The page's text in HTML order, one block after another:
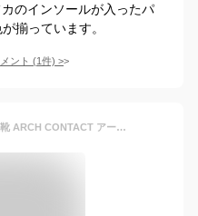
のインソールが入ったパ
揃っています。
ント (1件) >
パンプス 痛くない 日本製 婦人靴 ARCH CONTACT アーチコンタクト バレエシューズ フラットシューズ 靴 リボン レディース 歩きやすい ローヒール コンフォートシューズ 39082